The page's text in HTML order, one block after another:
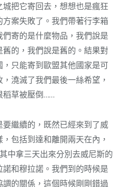
把它寄回去，想想也是瘋狂
案失敗了。我們帶著行李箱
寄的是什麼物品，我們說是
的，我們說是舊的。結果對
只能寄到歐盟其他國家是可
澆滅了我們最後一絲希望，
稻草被壓倒……
繼續的，既然已經來到了威
包括到達和離開兩天在內，
中拿三天出來分別去威尼斯的
和穆拉諾。我們到的時候是
的關係，這個時候剛剛錯過